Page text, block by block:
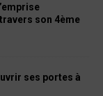
son 4ème
ses portes à